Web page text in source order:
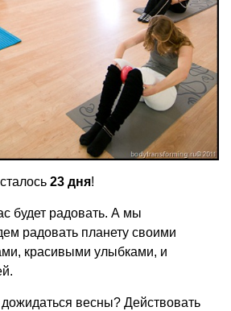
23 дня!
будет радовать. А мы
радовать планету своими
красивыми улыбками, и
весны? Действовать